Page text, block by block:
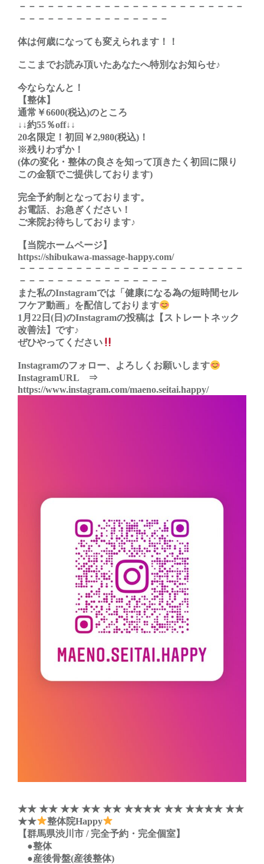
－－－－－－－－－－－－－－－－－－－－－－－－
－－－－－－－－－－－－－－－－
体は何歳になっても変えられます！！
ここまでお読み頂いたあなたへ特別なお知らせ♪
今ならなんと！
【整体】
通常￥6600(税込)のところ
↓↓約55％off↓↓
20名限定！初回￥2,980(税込)！
※残りわずか！
(体の変化・整体の良さを知って頂きたく初回に限り
この金額でご提供しております)
完全予約制となっております。
お電話、お急ぎください！
ご来院お待ちしております♪
【当院ホームページ】
https://shibukawa-massage-happy.com/
－－－－－－－－－－－－－－－－－－－－－－－－
－－－－－－－－－－－－－－－－
また私のInstagramでは「健康になる為の短時間セル
フケア動画」を配信しております
1月22日(日)のInstagramの投稿は【ストレートネック
改善法】です♪
ぜひやってください
Instagramのフォロー、よろしくお願いします
InstagramURL ⇒
https://www.instagram.com/maeno.seitai.happy/
★★ ★★ ★★ ★★ ★★ ★★★★ ★★ ★★★★ ★★
★★
整体院Happy
【群馬県渋川市 / 完全予約・完全個室】
●整体
●産後骨盤(産後整体)